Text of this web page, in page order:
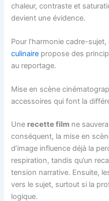
chaleur, contraste et
devient une évidence.
Pour l’harmonie cadre-
culinaire propose des
au reportage.
Mise en scène
accessoires qui font la
Une recette film ne
conséquent, la mise en
d’image influence déjà la
respiration, tandis qu’un
tension narrative. Ensuite,
vers le sujet, surtout si la
logique.